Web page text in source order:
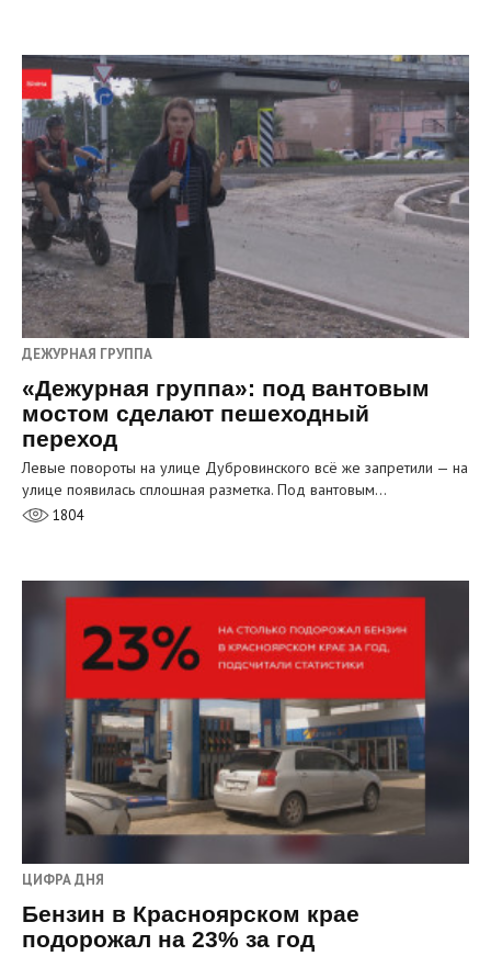
ДЕЖУРНАЯ ГРУППА
«Дежурная группа»: под вантовым
мостом сделают пешеходный
переход
Левые повороты на улице Дубровинского всё же запретили — на
улице появилась сплошная разметка. Под вантовым…
1804
ЦИФРА ДНЯ
Бензин в Красноярском крае
подорожал на 23% за год